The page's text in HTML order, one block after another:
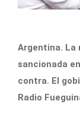
Argentina. La
sancionada
contra. El
Radio